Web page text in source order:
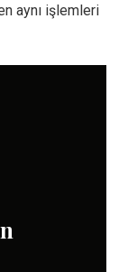
aynı işlemleri